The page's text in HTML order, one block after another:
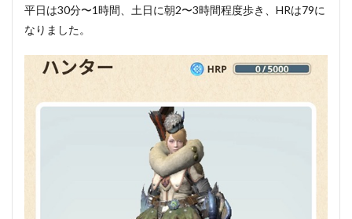
平日は30分〜1時間、土日に朝2〜3時間程度歩き、HRは79に
なりました。